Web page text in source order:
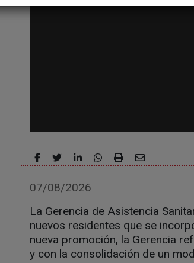
07/08/2026
La Gerencia de Asistencia
nuevos residentes que se
nueva promoción, la Gerencia
y con la consolidación de un